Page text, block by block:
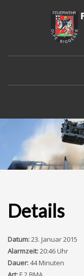
Details
Datum:23. Januar 2015
Alarmzeit:20:46 Uhr
Dauer:44 Minuten